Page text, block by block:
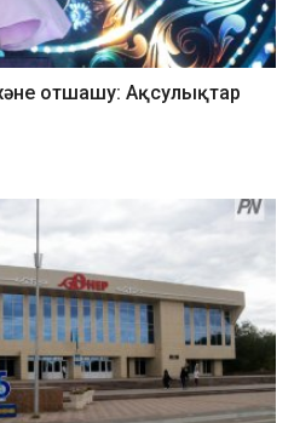
отшашу: Ақсулықтар